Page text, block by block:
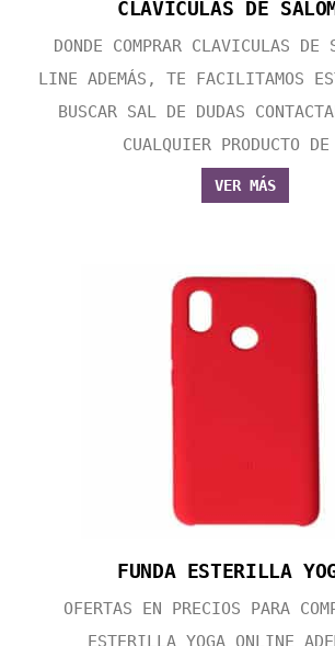
CLAVICULAS DE
DONDE COMPRAR CLAVICULAS DE
LINE ADEMÁS, TE FACILITAMOS
BUSCAR SAL DE DUDAS
CUALQUIER PRODUCTO
VER MÁS
FUNDA ESTERILLA
OFERTAS EN PRECIOS PARA
ESTERILLA YOGA ONLINE